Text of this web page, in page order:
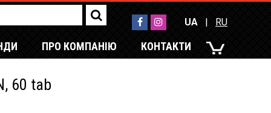
UA|RU
ПРО КОМПАНІЮ КОНТАКТИ
60 tab